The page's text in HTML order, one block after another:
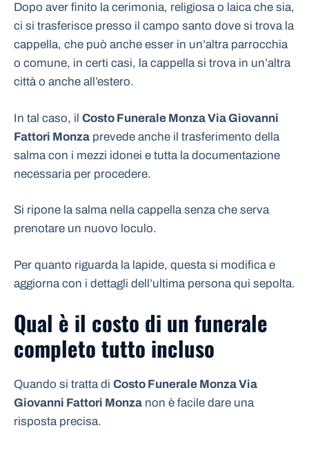
Dopo aver finito la cerimonia, religiosa o laica che sia,
ci si trasferisce presso il campo santo dove si trova la
cappella, che può anche esser in un’altra parrocchia
o comune, in certi casi, la cappella si trova in un’altra
città o anche all’estero.
In tal caso, il Costo Funerale Monza Via Giovanni
Fattori Monza prevede anche il trasferimento della
salma con i mezzi idonei e tutta la documentazione
necessaria per procedere.
Si ripone la salma nella cappella senza che serva
prenotare un nuovo loculo.
Per quanto riguarda la lapide, questa si modifica e
aggiorna con i dettagli dell’ultima persona qui sepolta.
Qual è il costo di un funerale
completo tutto incluso
Quando si tratta di Costo Funerale Monza Via
Giovanni Fattori Monza non è facile dare una
risposta precisa.